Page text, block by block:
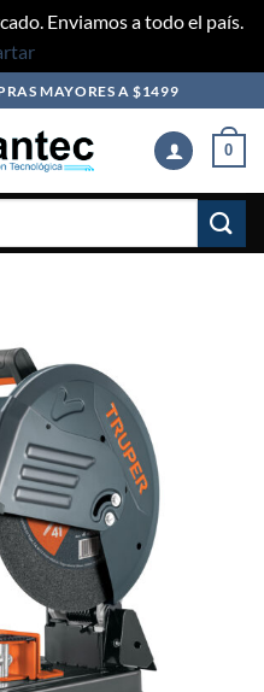
Enviamos a todo el país.
MAYORES A $1499
0